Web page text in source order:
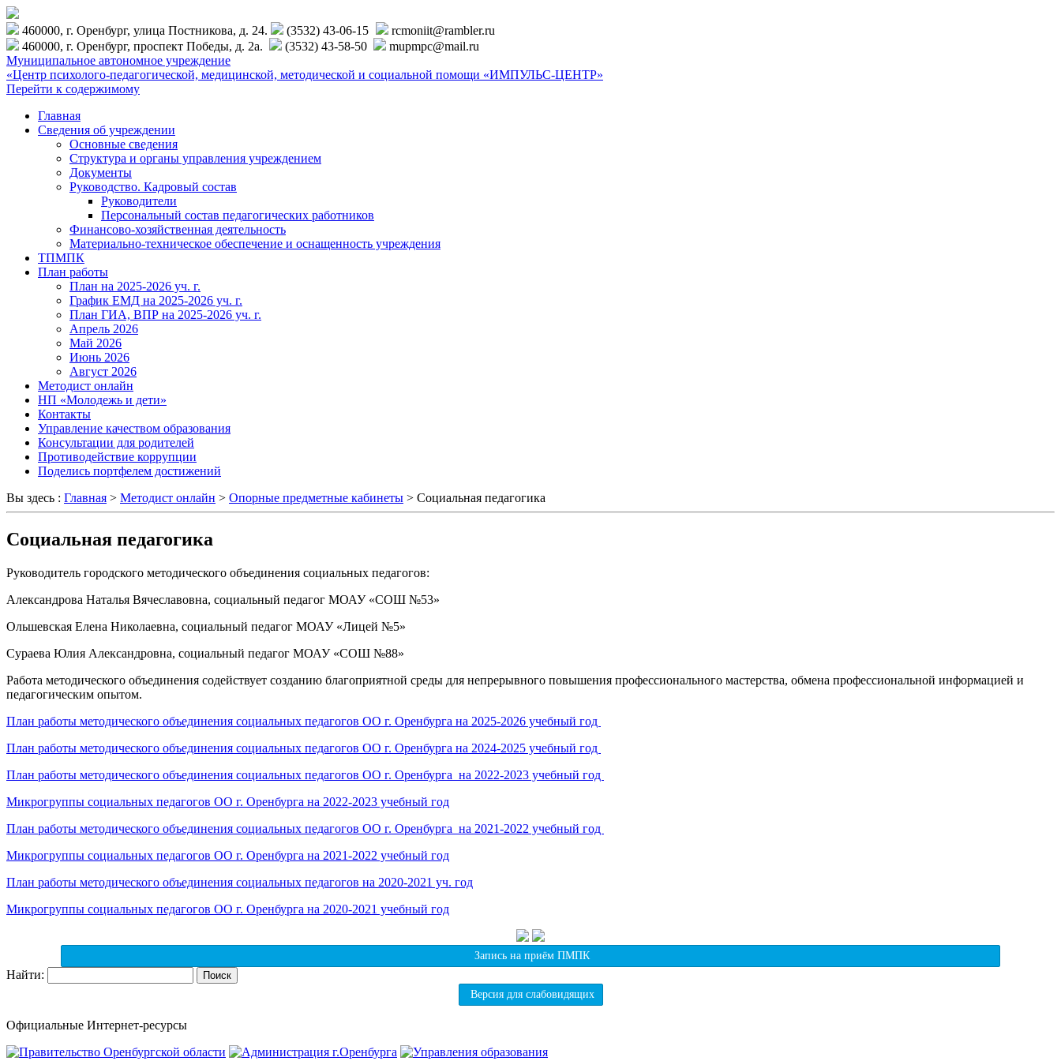
460000, г. Оренбург, улица Постникова, д. 24. (3532) 43-06-15
rcmoniit@rambler.ru
460000, г. Оренбург, проспект Победы, д. 2а.
(3532) 43-58-50
mupmpc@mail.ru
Муниципальное автономное учреждение
«Центр психолого-педагогической, медицинской, методической и социальной помощи «ИМПУЛЬС-ЦЕНТР»
Перейти к содержимому
Главная
Сведения об учреждении
Основные сведения
Структура и органы управления учреждением
Документы
Руководство. Кадровый состав
Руководители
Персональный состав педагогических работников
Финансово-хозяйственная деятельность
Материально-техническое обеспечение и оснащенность учреждения
ТПМПК
План работы
План на 2025-2026 уч. г.
График ЕМД на 2025-2026 уч. г.
План ГИА, ВПР на 2025-2026 уч. г.
Апрель 2026
Май 2026
Июнь 2026
Август 2026
Методист онлайн
НП «Молодежь и дети»
Контакты
Управление качеством образования
Консультации для родителей
Противодействие коррупции
Поделись портфелем достижений
Вы здесь : Главная > Методист онлайн > Опорные предметные кабинеты > Социальная педагогика
Социальная педагогика
Руководитель городского методического объединения социальных педагогов:
Александрова Наталья Вячеславовна, социальный педагог МОАУ «СОШ №53»
Ольшевская Елена Николаевна, социальный педагог МОАУ «Лицей №5»
Сураева Юлия Александровна, социальный педагог МОАУ «СОШ №88»
Работа методического объединения содействует созданию благоприятной среды для непрерывного повышения профессионального мастерства, обмена профессиональной информацией и
педагогическим опытом.
План работы методического объединения социальных педагогов ОО г. Оренбурга на 2025-2026 учебный год
План работы методического объединения социальных педагогов ОО г. Оренбурга на 2024-2025 учебный год
План работы методического объединения социальных педагогов ОО г. Оренбурга на 2022-2023 учебный год
Микрогруппы социальных педагогов ОО г. Оренбурга на 2022-2023 учебный год
План работы методического объединения социальных педагогов ОО г. Оренбурга на 2021-2022 учебный год
Микрогруппы социальных педагогов ОО г. Оренбурга на 2021-2022 учебный год
План работы методического объединения социальных педагогов на 2020-2021 уч. год
Микрогруппы социальных педагогов ОО г. Оренбурга на 2020-2021 учебный год
Запись на приём ПМПК
Найти:
Версия для слабовидящих
Официальные Интернет-ресурсы